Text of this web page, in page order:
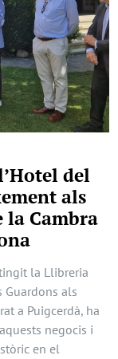
del
als
la Cambra
la Llibreria
Guardons als
a Puigcerdà, ha
negocis i
en el